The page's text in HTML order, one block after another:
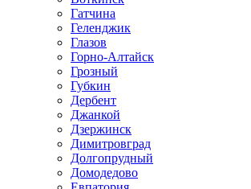
Гатчина
Геленджик
Глазов
Горно-Алтайск
Грозный
Губкин
Дербент
Джанкой
Дзержинск
Димитровград
Долгопрудный
Домодедово